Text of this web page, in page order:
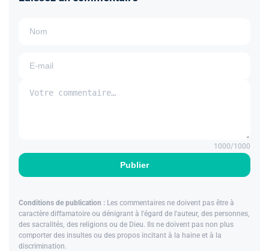
Publier
1000/1000
Conditions de publication : Les commentaires ne doivent pas être à
caractère diffamatoire ou dénigrant à l'égard de l'auteur, des personnes,
des sacralités, des religions ou de Dieu. Ils ne doivent pas non plus
comporter des insultes ou des propos incitant à la haine et à la
discrimination.